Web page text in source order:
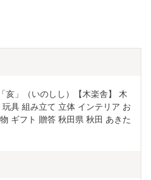
亥」（いのしし）【木楽舎】 木
具 組み立て 立体 インテリア お
ギフト 贈答 秋田県 秋田 あきた